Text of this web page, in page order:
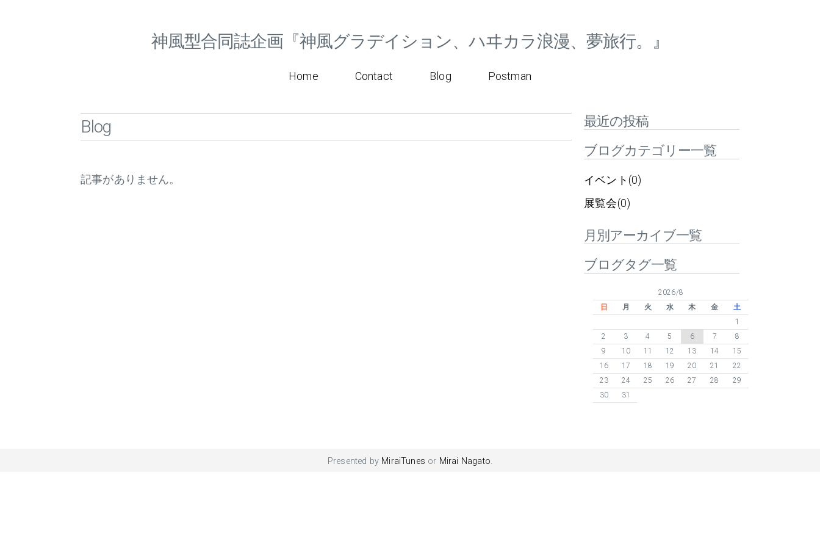
神風型合同誌企画『神風グラデイション、ハヰカラ浪漫、夢旅行。』
Home Contact Blog Postman
Blog
記事がありません。
最近の投稿
ブログカテゴリー一覧
イベント(0)
展覧会(0)
月別アーカイブ一覧
ブログタグ一覧
2026/8
日
月 火 水 木 金
土
1
2
3 4 5 6 7
8
9
10 11 12 13 14
15
16
17 18 19 20 21
22
23
24 25 26 27 28
29
30
31
Presented by MiraiTunes or Mirai Nagato.